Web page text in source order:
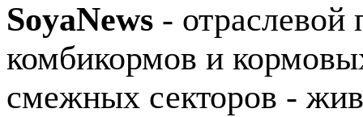
SoyaNews - отраслевой
комбикормов и
смежных секторов -